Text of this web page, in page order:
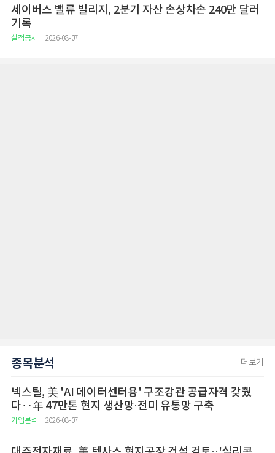
세이버스 밸류 빌리지, 2분기 자산 손상차손 240만 달러
기록
실적공시 2026-08-07
종목분석 더보기
넥스틸, 美 'AI 데이터센터용' 구조강관 공급자격 갖췄
다‥年 47만톤 현지 생산망·전미 유통망 구축
기업분석 2026-08-07